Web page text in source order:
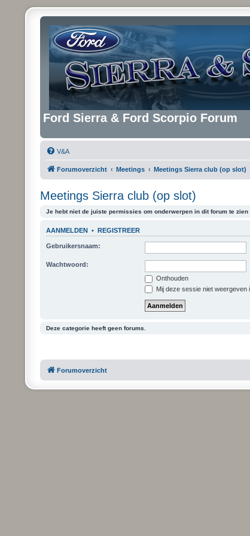
Ford Sierra & Ford Scorpio Forum
V&A
Forumoverzicht Meetings Meetings Sierra club (op slot)
Meetings Sierra club (op slot)
Je hebt niet de juiste permissies om onderwerpen in dit forum te zien
AANMELDEN •REGISTREER
Gebruikersnaam:
Wachtwoord:
Onthouden
Mij deze sessie niet weergeven
Deze categorie heeft geen forums.
Forumoverzicht